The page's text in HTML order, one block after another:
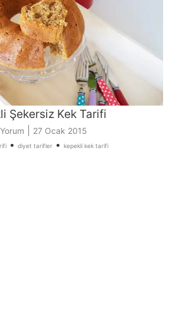
Şekersiz Kek Tarifi
27 Ocak 2015
• diyet tarifler• kepekli kek tarifi